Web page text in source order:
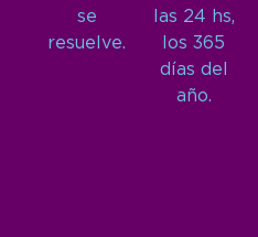
se
resuelve.
las 24 hs,
los 365
días del
año.